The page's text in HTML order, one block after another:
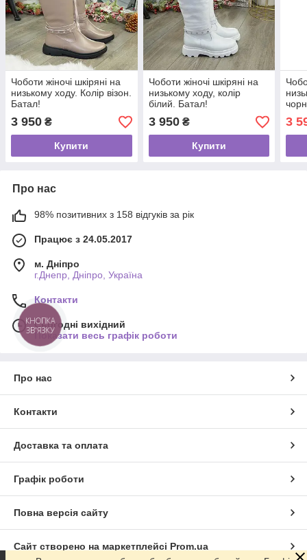
Чоботи жіночі шкіряні на
низькому ходу. Колір візон.
Батал!
3 950 ₴
Купити
Чоботи жіночі шкіряні на
низькому ходу, колір
білий. Батал!
3 950₴
Купити
3
Про нас
98% позитивних з 158 відгуків за рік
Працює з 24.05.2017
м. Дніпро
г.Днепр, Дніпро, Україна
Контакти
Сьогодні вихідний
Показати весь графік роботи
Про нас
Контакти
Доставка та оплата
Графік роботи
Повна версія сайту
Сайт створено на маркетплейсі Prom.ua
КНОПКА
ЗВ'ЯЗКУ